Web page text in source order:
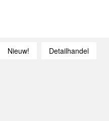
Nieuw! Detailhandel